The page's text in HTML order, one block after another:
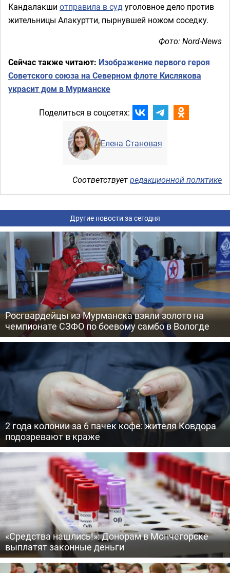
Кандалакши отправила в судуголовное дело против
жительницы Алакуртти, пырнувшей ножом соседку.
Фото: Nord-News
Сейчас также читают: Изображение первого героя
Советского союза на Северном флоте Кислякова
украсит дом в Мурманске
Поделиться в соцсетях:
Елена Становая
Соответствуетредакционной политике
Другие новости за сегодня
Росгвардейцы из Мурманска взяли золото на
чемпионате СЗФО по боевому самбо в Вологде
2 года колонии за 6 пачек кофе: жителя Ковдора
подозревают в краже
«Средства нашлись!»: Донорам в Мончегорске
выплатят законные деньги